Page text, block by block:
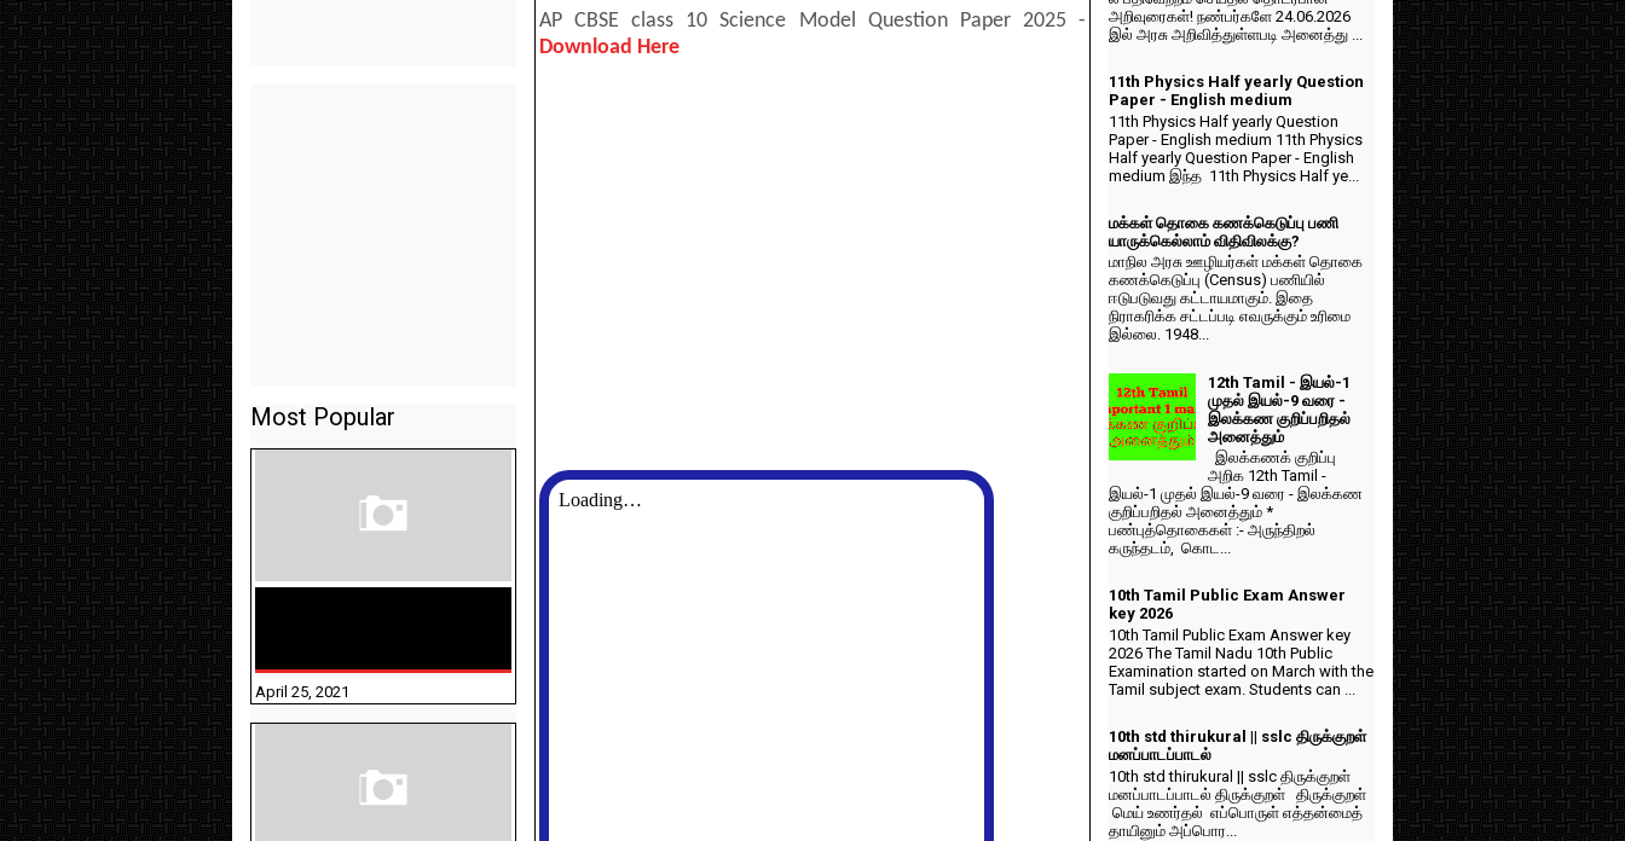
AP CBSE class 10 Science Model Question Paper 2025 -
Download Here
Most Popular
April 25, 2021
அறிவுரைகள்! நண்பர்களே 24.06.2026
இல் அரசு அறிவித்துள்ளபடி அனைத்து ...
11th Physics Half yearly Question
Paper - English medium
11th Physics Half yearly Question
Paper - English medium 11th Physics
Half yearly Question Paper - English
medium இந்த 11th Physics Half ye...
மக்கள் தொகை கணக்கெடுப்பு பணி
யாருக்கெல்லாம் விதிவிலக்கு?
மாநில அரசு ஊழியர்கள் மக்கள் தொகை
கணக்கெடுப்பு (Census) பணியில்
ஈடுபடுவது கட்டாயமாகும். இதை
நிராகரிக்க சட்டப்படி எவருக்கும் உரிமை
இல்லை. 1948...
12th Tamil - இயல்-1
முதல் இயல்-9 வரை -
இலக்கண குறிப்பறிதல்
அனைத்தும்
இலக்கணக் குறிப்பு
அறிக 12th Tamil -
இயல்-1 முதல் இயல்-9 வரை - இலக்கண
குறிப்பறிதல் அனைத்தும் *
பண்புத்தொகைகள் :- அருந்திறல்
கருந்தடம், கொட...
10th Tamil Public Exam Answer
key 2026
10th Tamil Public Exam Answer key
2026 The Tamil Nadu 10th Public
Examination started on March with the
Tamil subject exam. Students can ...
10th std thirukural || sslc திருக்குறள்
மனப்பாடப்பாடல்
10th std thirukural || sslc திருக்குறள்
மனப்பாடப்பாடல் திருக்குறள் திருக்குறள்
மெய் உணர்தல் எப்பொருள் எத்தன்மைத்
தாயினும் அப்பொர...